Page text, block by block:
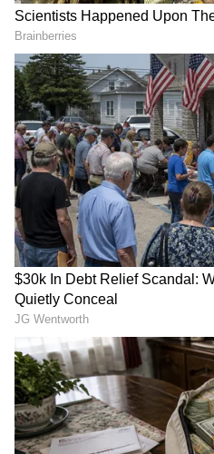
பொதுவாகவே, பலர்
கடுகு எண்ணெய்,
எண்ணெய்
சுகாதார
பாலை கொண்டு
செய்வதால் பல
தெரியுமா..?
தெரிந்துகொள்ளலாம்